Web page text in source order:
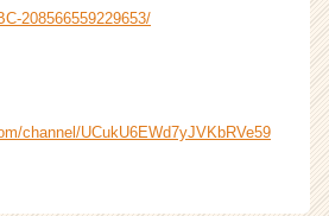
208566559229653/
channel/UCukU6EWd7yJVKbRVe59